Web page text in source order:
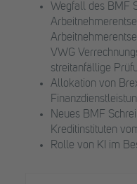
Wegfall des BMF
VWG
streitanfällige
Allokation von
Neues BMF
Kreditinstituten
Rolle von KI im